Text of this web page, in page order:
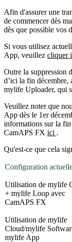
Afin d'assurer une
de commencer dès
dès que possible vos
Si vous utilisez
App, veuillez cliquer
Outre la suppression
d’ici la fin décembre,
mylife Uploader, qui
Veuillez noter que
App dès le 1er
informations sur la
CamAPS FX ici .
Qu'est-ce que cela
Configuration
Utilisation de mylife
+ mylife Loop avec
CamAPS FX
Utilisation de mylife
Cloud/mylife
mylife App